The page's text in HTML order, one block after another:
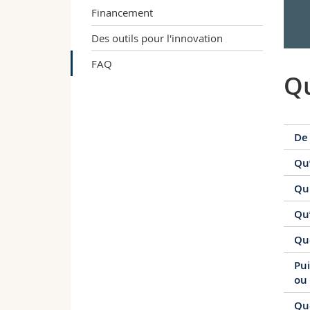
Financement
Des outils pour l'innovation
FAQ
ou